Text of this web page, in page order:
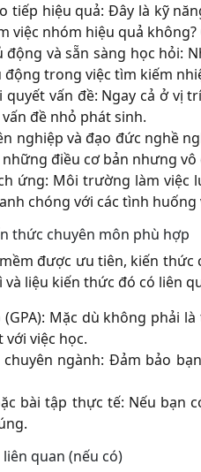
tiếp hiệu quả: Đây là kỹ
việc nhóm hiệu quả
động và sẵn sàng học hỏi:
động trong việc tìm kiếm
quyết vấn đề: Ngay cả ở vị
đề nhỏ phát sinh.
nghiệp và đạo đức nghề
điều cơ bản nhưng vô
ứng: Môi trường làm việc
chóng với các tình
thức chuyên môn phù hợp
được ưu tiên, kiến
và liệu kiến thức đó có liên
Mặc dù không phải
với việc học.
ngành: Đảm bảo
bài tập thực tế: Nếu bạn
quan (nếu có)